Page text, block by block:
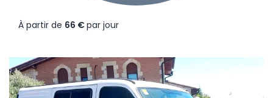
À partir de 66 €par jour